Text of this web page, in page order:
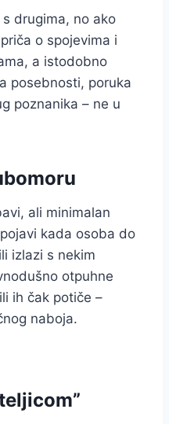
drugima, no ako
o spojevima i
a istodobno
posebnosti, poruka
poznanika – ne u
ali minimalan
kada osoba do
izlazi s nekim
otpuhne
ih čak potiče –
naboja.